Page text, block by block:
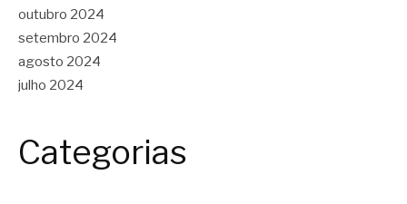
outubro 2024
setembro 2024
agosto 2024
julho 2024
Categorias